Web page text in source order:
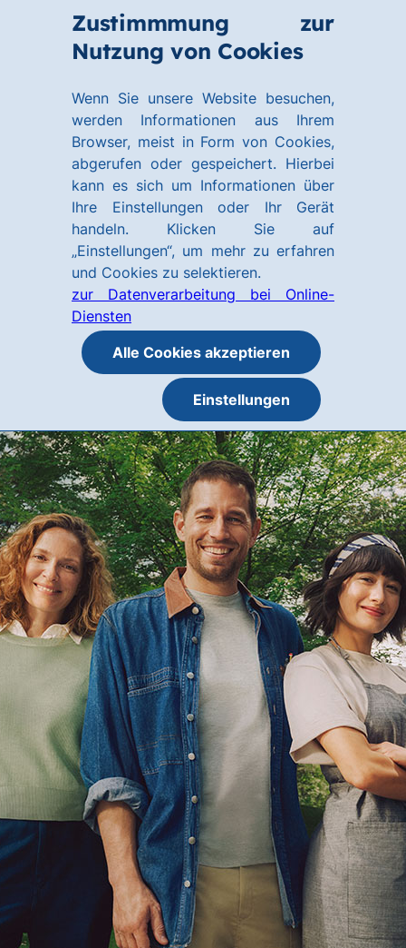
Zustimmmung zur
Nutzung von Cookies
Wenn Sie unsere Website besuchen,
werden Informationen aus Ihrem
Browser, meist in Form von Cookies,
abgerufen oder gespeichert. Hierbei
kann es sich um Informationen über
Ihre Einstellungen oder Ihr Gerät
handeln. Klicken Sie auf
„Einstellungen“, um mehr zu erfahren
und Cookies zu selektieren.
zur Datenverarbeitung bei Online-
Diensten
Alle Cookies akzeptieren
Einstellungen
Hauptinhalt